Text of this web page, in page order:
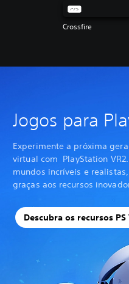
Crossfire
Jogos para
Experimente a próxima
virtual com PlayStation
mundos incríveis e
graças aos recursos
Descubra os recursos PS